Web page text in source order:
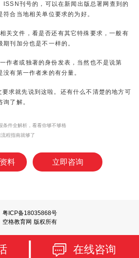
ISSN刊号的，可以在新闻出版总署网查到的
合当地相关单位要求的为好。
关文件，看是否还有其它特殊要求，一般有
刊加分也是不一样的。
作者或独著的身份发表，当然也不是说第
有第一作者来的有分量。
要求就先说到这啦。还有什么不清楚的地方可
了解。
条件全解析，看看你够不够格
程指南就够了
料 立即咨询
粤ICP备18035868号
空格教育网 版权所有
在线咨询